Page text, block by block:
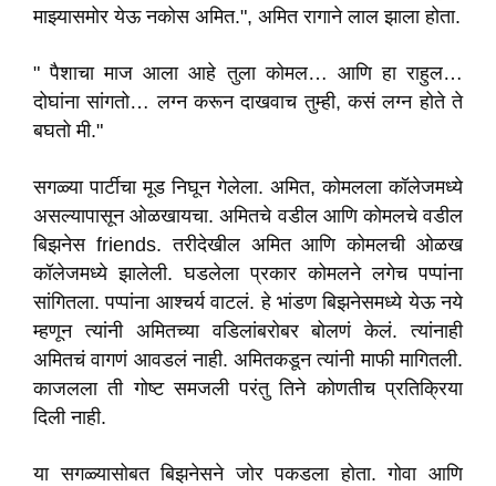
माझ्यासमोर येऊ नकोस अमित.", अमित रागाने लाल झाला होता.
" पैशाचा माज आला आहे तुला कोमल… आणि हा राहुल…
दोघांना सांगतो… लग्न करून दाखवाच तुम्ही, कसं लग्न होते ते
बघतो मी."
सगळ्या पार्टीचा मूड निघून गेलेला. अमित, कोमलला कॉलेजमध्ये
असल्यापासून ओळखायचा. अमितचे वडील आणि कोमलचे वडील
बिझनेस friends. तरीदेखील अमित आणि कोमलची ओळख
कॉलेजमध्ये झालेली. घडलेला प्रकार कोमलने लगेच पप्पांना
सांगितला. पप्पांना आश्चर्य वाटलं. हे भांडण बिझनेसमध्ये येऊ नये
म्हणून त्यांनी अमितच्या वडिलांबरोबर बोलणं केलं. त्यांनाही
अमितचं वागणं आवडलं नाही. अमितकडून त्यांनी माफी मागितली.
काजलला ती गोष्ट समजली परंतु तिने कोणतीच प्रतिक्रिया
दिली नाही.
या सगळ्यासोबत बिझनेसने जोर पकडला होता. गोवा आणि